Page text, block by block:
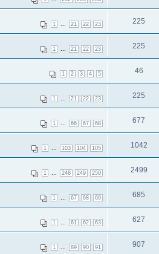
1 21 22 23 225
1 21 22 23 225
1 2 3 4 5 46
1 21 22 23 225
1 66 67 68 677
1 103 104 105 1042
1 248 249 250 2499
1 67 68 69 685
1 61 62 63 627
1 89 90 91 907